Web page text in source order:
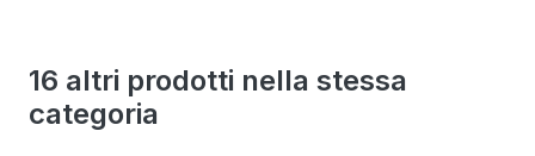
16 altri prodotti nella stessa
categoria